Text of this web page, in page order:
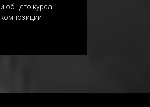
и общего курса
композиции